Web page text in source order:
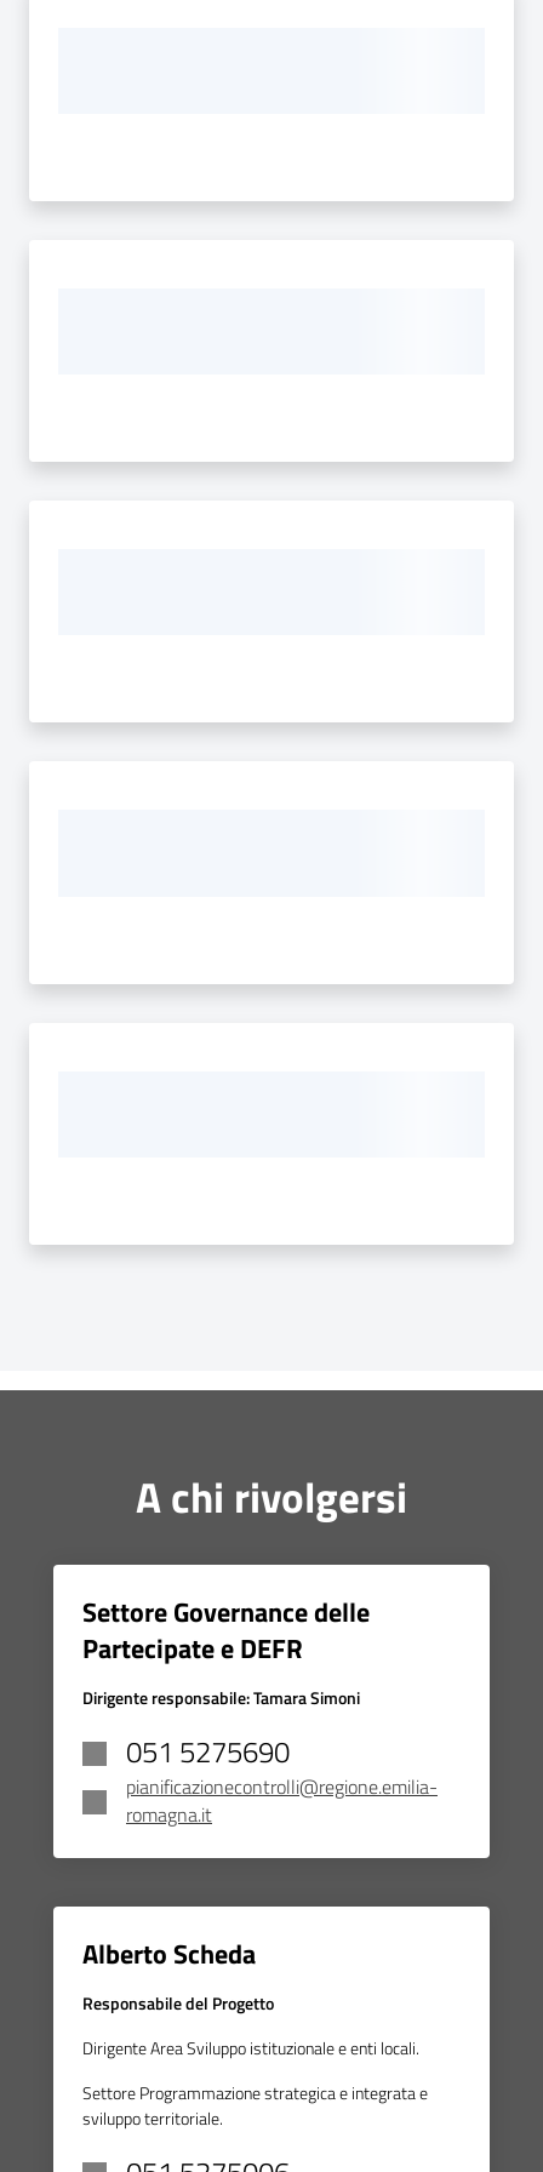
A chi rivolgersi
Settore Governance delle
Partecipate e DEFR
Dirigente responsabile:Tamara Simoni
051 5275690
pianificazionecontrolli@regione.emilia-
romagna.it
Alberto Scheda
Responsabile del Progetto
Dirigente Area Sviluppo istituzionale e enti locali.
Settore Programmazione strategica e integrata e
sviluppo territoriale.